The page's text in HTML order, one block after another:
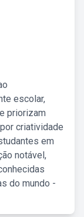
escolar,
priorizam
criatividade
em
notável,
do mundo -